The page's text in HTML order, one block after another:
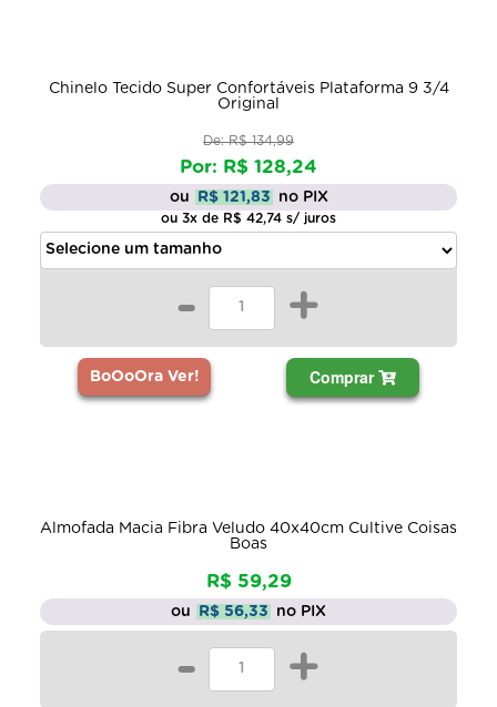
Chinelo Tecido Super Confortáveis Plataforma 9 3/4
Original
De: R$ 134,99
Por: R$ 128,24
ou R$ 121,83 no PIX
ou 3x de R$ 42,74 s/ juros
- +
BoOoOra Ver! Comprar
Almofada Macia Fibra Veludo 40x40cm Cultive Coisas
Boas
R$ 59,29
ou R$ 56,33 no PIX
- +